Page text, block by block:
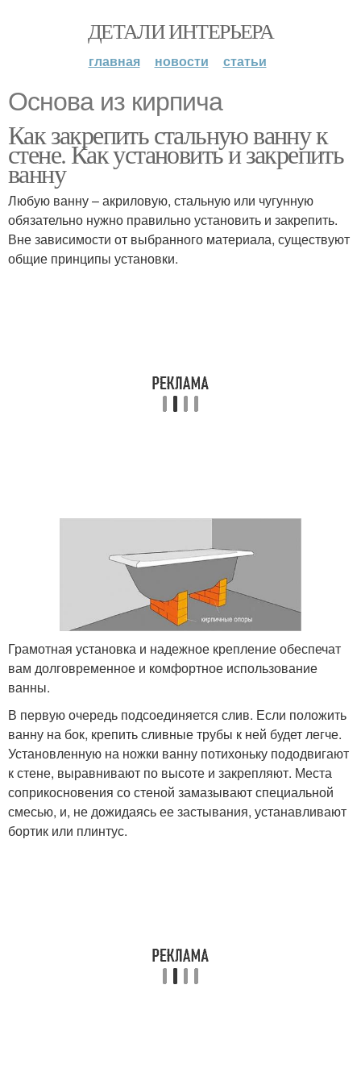
ДЕТАЛИ ИНТЕРЬЕРА
главная новости статьи
Основа из кирпича
Как закрепить стальную ванну к
стене. Как установить и закрепить
ванну
Любую ванну – акриловую, стальную или чугунную
обязательно нужно правильно установить и закрепить.
Вне зависимости от выбранного материала, существуют
общие принципы установки.
Грамотная установка и надежное крепление обеспечат
вам долговременное и комфортное использование
ванны.
В первую очередь подсоединяется слив. Если положить
ванну на бок, крепить сливные трубы к ней будет легче.
Установленную на ножки ванну потихоньку пододвигают
к стене, выравнивают по высоте и закрепляют. Места
соприкосновения со стеной замазывают специальной
смесью, и, не дожидаясь ее застывания, устанавливают
бортик или плинтус.